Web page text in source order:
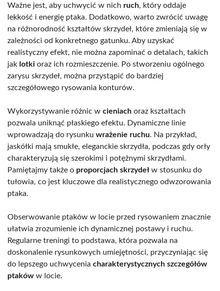
Ważne jest, aby uchwycić w nich ruch, który oddaje
lekkość i energię ptaka. Dodatkowo, warto zwrócić uwagę
na różnorodność kształtów skrzydeł, które zmieniają się w
zależności od konkretnego gatunku. Aby uzyskać
realistyczny efekt, nie można zapominać o detalach, takich
jak lotki oraz ich rozmieszczenie. Po stworzeniu ogólnego
zarysu skrzydeł, można przystąpić do bardziej
szczegółowego rysowania konturów.
Wykorzystywanie różnic w cieniach oraz kształtach
pozwala uniknąć płaskiego efektu. Dynamiczne linie
wprowadzają do rysunku wrażenie ruchu. Na przykład,
jaskółki mają smukłe, eleganckie skrzydła, podczas gdy orły
charakteryzują się szerokimi i potężnymi skrzydłami.
Pamiętajmy także o proporcjach skrzydeł w stosunku do
tułowia, co jest kluczowe dla realistycznego odwzorowania
ptaka.
Obserwowanie ptaków w locie przed rysowaniem znacznie
ułatwia zrozumienie ich dynamicznej postawy i ruchu.
Regularne treningi to podstawa, która pozwala na
doskonalenie rysunkowych umiejętności, przyczyniając się
do lepszego uchwycenia charakterystycznych szczegółów
ptaków w locie.